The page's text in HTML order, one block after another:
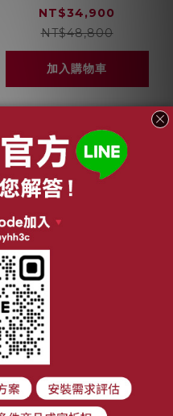
獨立式洗碗機 熱能交
換裝置 6段洗程
SPS4IMW00X
NT$34,900
NT$48,800
加入購物車
【私訊另享優惠】
BOSCH 60cm 6系列
獨立式洗碗機 全自動
NT$36,900